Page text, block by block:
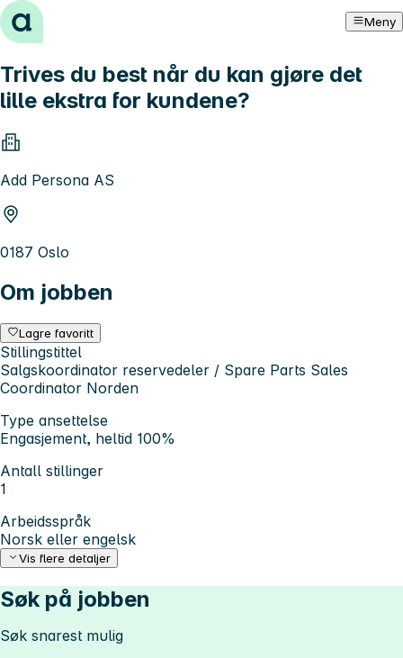
Hopp til innhold Meny
Trives du best når du kan gjøre det
lille ekstra for kundene?
Add Persona AS
0187 Oslo
Om jobben
Lagre favoritt
Stillingstittel
Salgskoordinator reservedeler / Spare Parts Sales
Coordinator Norden
Type ansettelse
Engasjement, heltid 100%
Antall stillinger
1
Arbeidsspråk
Norsk eller engelsk
Vis flere detaljer
Søk på jobben
Søk snarest mulig